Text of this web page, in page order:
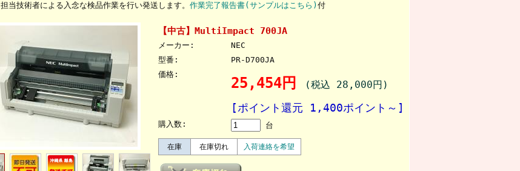
担当技術者による入念な検品作業を行い発送します。 作業完了報告書(サンプルはこちら) 付
【中古】MultiImpact 700JA
メーカー:
NEC
型番:
PR-D700JA
価格:
25,454円 (税込 28,000円)
[ポイント還元 1,400ポイント～]
購入数: 台
在庫 在庫切れ 入荷連絡を希望